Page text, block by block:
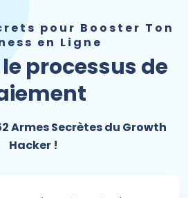
pour Booster Ton
en Ligne
processus de
Armes Secrètes du Growth
Hacker !